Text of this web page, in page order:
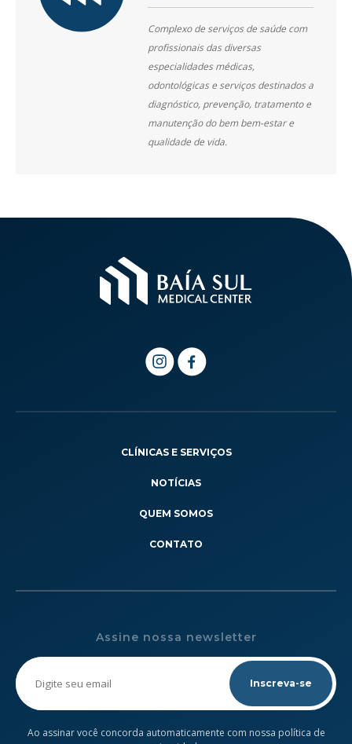
Complexo de serviços de saúde com
profissionais das diversas
especialidades médicas,
odontológicas e serviços destinados a
diagnóstico, prevenção, tratamento e
manutenção do bem bem-estar e
qualidade de vida.
CLÍNICAS E SERVIÇOS
NOTÍCIAS
QUEM SOMOS
CONTATO
Assine nossa newsletter
Please
leave
this
field
Ao assinar você concorda automaticamente com nossa política de